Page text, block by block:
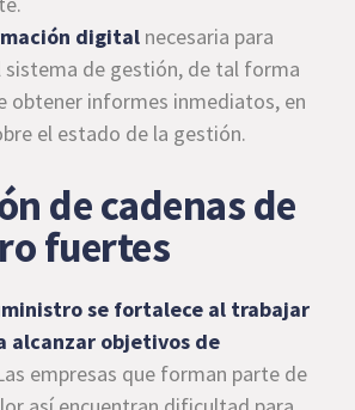
digital necesaria para
de gestión, de tal forma
obtener informes inmediatos, en
el estado de la gestión.
de cadenas de
fuertes
se fortalece al trabajar
alcanzar objetivos de
empresas que forman parte de